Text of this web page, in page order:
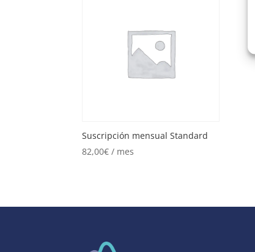
Suscripción mensual Standard
82,00€ / mes